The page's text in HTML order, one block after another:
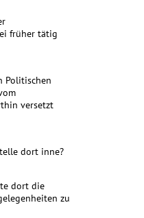
früher tätig
Politischen
versetzt
dort inne?
dort die
zu